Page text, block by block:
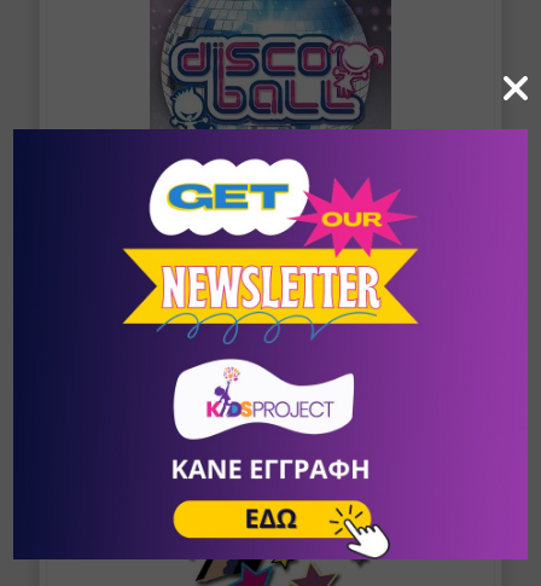
DISCOBALL
Παιδική-Εφηβική Ντίσκο στην Καλλιθέα
/ Αθήνα (Αττική)